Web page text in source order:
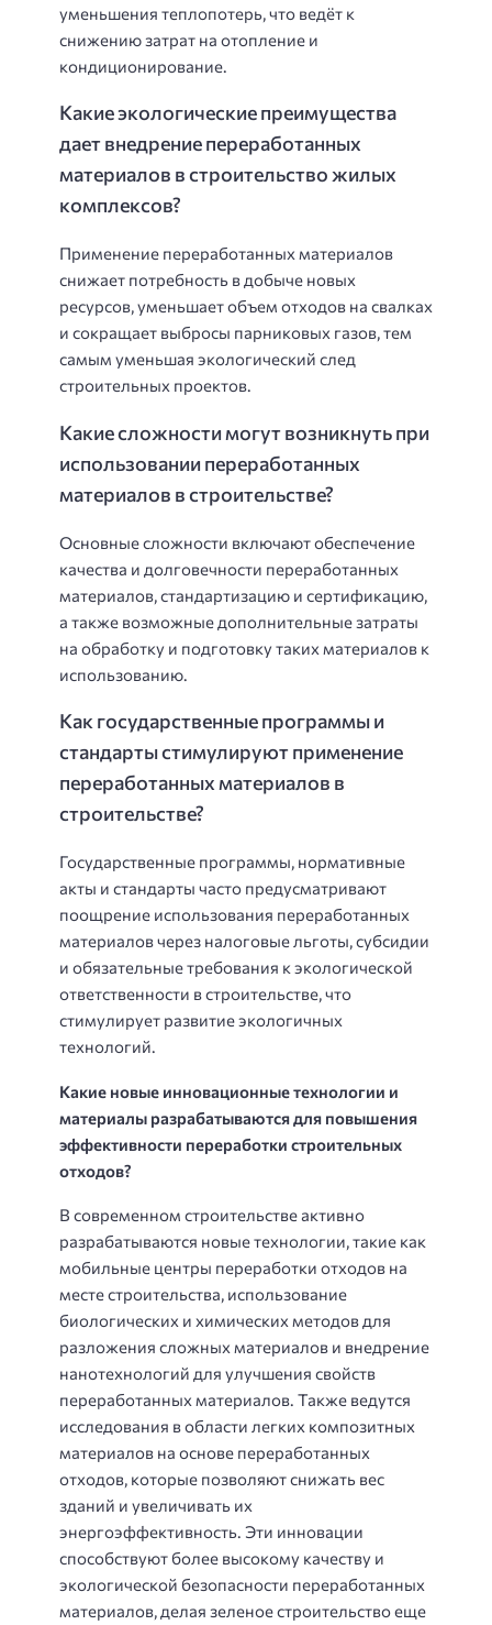
уменьшения теплопотерь, что ведёт к
снижению затрат на отопление и
кондиционирование.
Какие экологические преимущества
дает внедрение переработанных
материалов в строительство жилых
комплексов?
Применение переработанных материалов
снижает потребность в добыче новых
ресурсов, уменьшает объем отходов на свалках
и сокращает выбросы парниковых газов, тем
самым уменьшая экологический след
строительных проектов.
Какие сложности могут возникнуть при
использовании переработанных
материалов в строительстве?
Основные сложности включают обеспечение
качества и долговечности переработанных
материалов, стандартизацию и сертификацию,
а также возможные дополнительные затраты
на обработку и подготовку таких материалов к
использованию.
Как государственные программы и
стандарты стимулируют применение
переработанных материалов в
строительстве?
Государственные программы, нормативные
акты и стандарты часто предусматривают
поощрение использования переработанных
материалов через налоговые льготы, субсидии
и обязательные требования к экологической
ответственности в строительстве, что
стимулирует развитие экологичных
технологий.
Какие новые инновационные технологии и
материалы разрабатываются для повышения
эффективности переработки строительных
отходов?
В современном строительстве активно
разрабатываются новые технологии, такие как
мобильные центры переработки отходов на
месте строительства, использование
биологических и химических методов для
разложения сложных материалов и внедрение
нанотехнологий для улучшения свойств
переработанных материалов. Также ведутся
исследования в области легких композитных
материалов на основе переработанных
отходов, которые позволяют снижать вес
зданий и увеличивать их
энергоэффективность. Эти инновации
способствуют более высокому качеству и
экологической безопасности переработанных
материалов, делая зеленое строительство еще